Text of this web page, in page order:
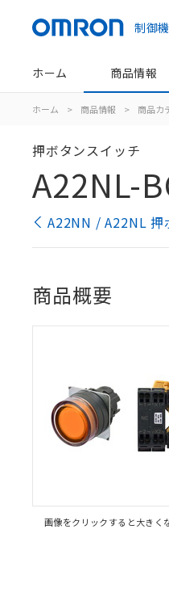
制御
ホーム 商品情報
ホーム > 商品情報 > 商品カ
押ボタンスイッチ
A22NL-
A22NN / A22NL 押
商品概要
画像をクリックすると大きく